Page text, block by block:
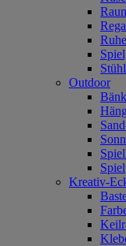
Outdoor
Kreativ-